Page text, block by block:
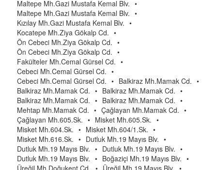
Maltepe Mh.Gazi Mustafa Kemal Blv. •
Maltepe Mh.Gazi Mustafa Kemal Blv. •
Kızılay Mh.Gazi Mustafa Kemal Blv. •
Kocatepe Mh.Ziya Gökalp Cd. •
Ön Cebeci Mh.Ziya Gökalp Cd. •
Ön Cebeci Mh.Ziya Gökalp Cd. •
Fakülteler Mh.Cemal Gürsel Cd. •
Cebeci Mh.Cemal Gürsel Cd. •
Cebeci Mh.Cemal Gürsel Cd. • Balkiraz Mh.Mamak Cd. •
Balkiraz Mh.Mamak Cd. • Balkiraz Mh.Mamak Cd. •
Balkiraz Mh.Mamak Cd. • Balkiraz Mh.Mamak Cd. •
Mehtap Mh.Mamak Cd. • Çağlayan Mh.Mamak Cd. •
Çağlayan Mh.605.Sk. • Misket Mh.605.Sk. •
Misket Mh.604.Sk. • Misket Mh.604/1.Sk. •
Misket Mh.616.Sk. • Dutluk Mh.19 Mayıs Blv. •
Dutluk Mh.19 Mayıs Blv. • Dutluk Mh.19 Mayıs Blv. •
Dutluk Mh.19 Mayıs Blv. • Boğaziçi Mh.19 Mayıs Blv. •
Üreğil Mh.Doğukent Cd. • Üreğil Mh.19 Mayıs Blv. •